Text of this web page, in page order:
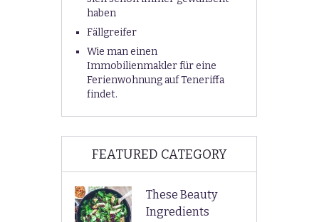
haben
Fällgreifer
Wie man einen
Immobilienmakler für eine
Ferienwohnung auf Teneriffa
findet.
FEATURED CATEGORY
These Beauty
Ingredients